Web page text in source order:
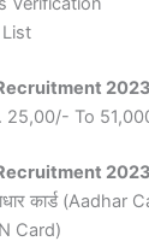
25,00/- To
कार्ड (Aadhar
Card)